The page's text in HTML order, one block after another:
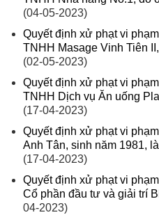
(04-05-2023)
Quyết định xử phạt vi
TNHH Masage Vinh Tiên
(02-05-2023)
Quyết định xử phạt vi
TNHH Dịch vụ Ăn uống
(17-04-2023)
Quyết định xử phạt vi
Anh Tân, sinh năm 1981,
(17-04-2023)
Quyết định xử phạt vi
Cổ phần đầu tư và giải trí
04-2023)